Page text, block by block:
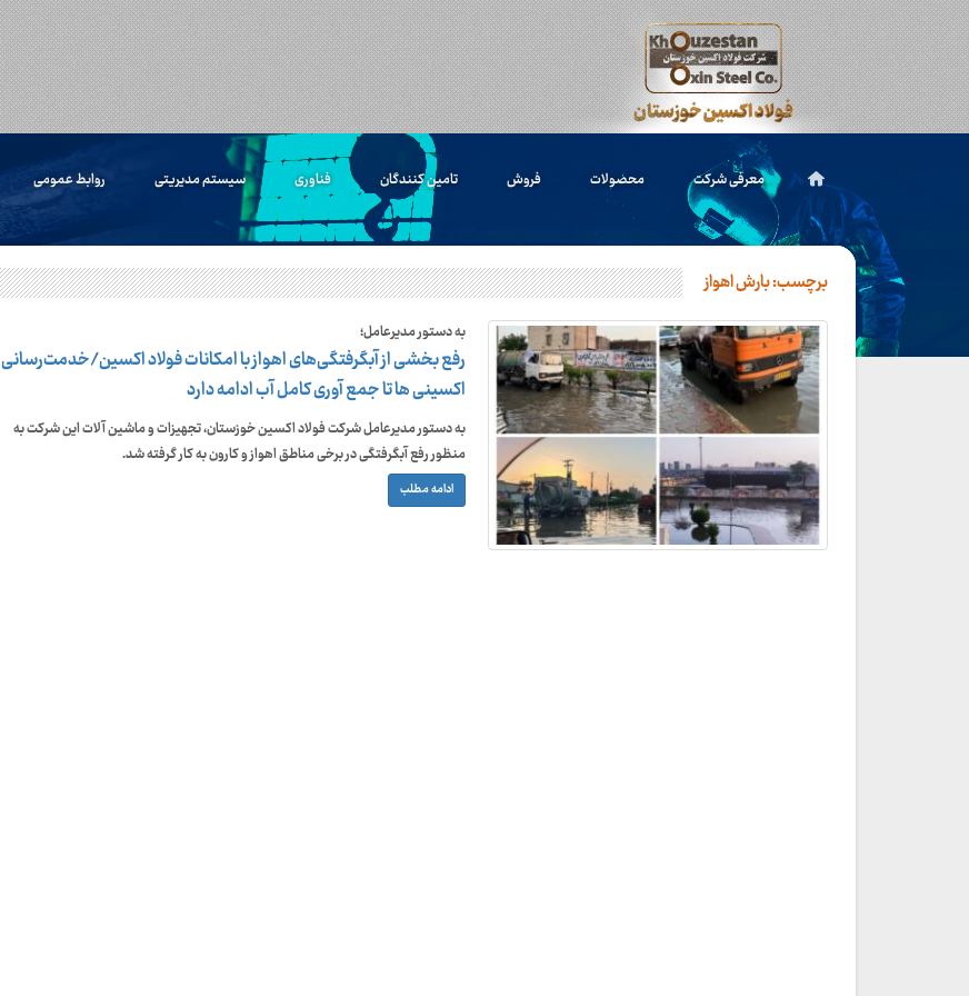
معرفی شرکت محصولات فروش تامین کنندگان فناوری سیستم مدیریتی روابط عمومی
برچسب:بارش اهواز
به دستور مدیرعامل؛
رفع بخشی از آبگرفتگی‌های اهواز با امکانات فولاد اکسین/خدمت‌رسانی
اکسینی ها تا جمع آوری کامل آب ادامه دارد
به دستور مدیرعامل شرکت فولاد اکسین خوزستان، تجهیزات و ماشین آلات این شرکت به
منظور رفع آبگرفتگی در برخی مناطق اهواز و کارون به کار گرفته شد.
ادامه مطلب